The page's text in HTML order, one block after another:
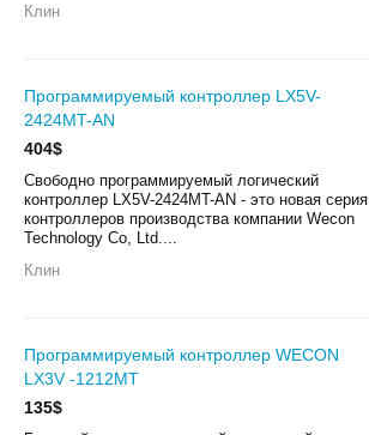
Клин
Программируемый контроллер LX5V-
2424MT-AN
404$
Свободно программируемый логический
контроллер LX5V-2424MT-AN - это новая серия
контроллеров производства компании Wecon
Technology Co, Ltd....
Клин
Программируемый контроллер WECON
LX3V -1212MT
135$